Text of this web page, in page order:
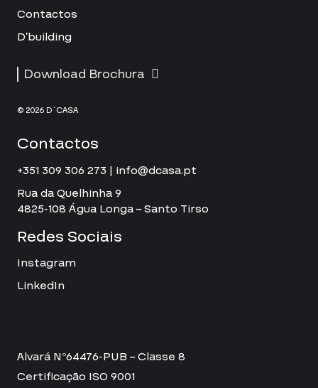
Contactos
D’building
Download Brochura
© 2026 D´CASA
Contactos
+351 309 306 273 | info@dcasa.pt
Rua da Quelhinha 9
4825-108 Água Longa – Santo Tirso
Redes Sociais
Instagram
LinkedIn
Alvará Nº64476-PUB – Classe 8
Certificação ISO 9001